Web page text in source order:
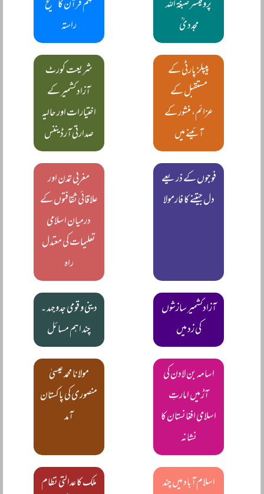
پروفیسر صبغۃ اللہ
مجددیؒ
فہم قرآن کا صحیح
راستہ
پیپلز پارٹی کے
مستقبل کے
عزائم، منشور کے
آئینے میں
شریعت کورٹ
آزاد کشمیر کے
اختیارات اور حالیہ
صدارتی آرڈیننس
فوجوں کے ذریعے
دل جیتنے کا فارمولا
مغربی تمدن اور
علاقائی ثقافتوں کے
درمیان اسلامی
تعلیمات کی معتدل
راہ
آزادکشمیر سازشوں
کی زد میں
دینی و قومی جدوجہد ۔
چند اہم مسائل
اسامہ بن لادن کی
آڑ میں امارتِ
اسلامی افغانستان کا
نشانہ
مولانا محمد عیسیٰ
منصوری کی پاکستان
آمد
اسلام آباد میں چند
ملک کا عدالتی نظام